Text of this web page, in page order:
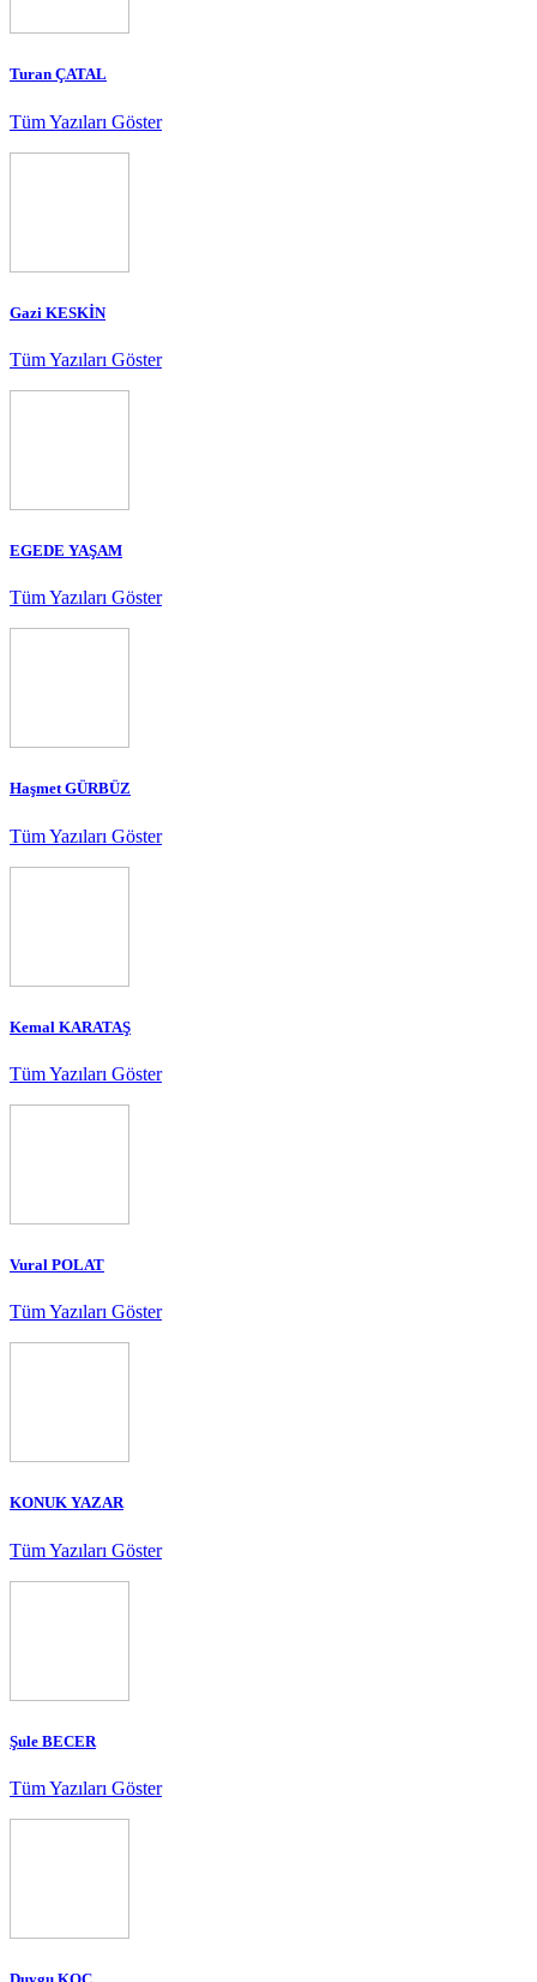
Turan ÇATAL
Tüm Yazıları Göster
Gazi KESKİN
Tüm Yazıları Göster
EGEDE YAŞAM
Tüm Yazıları Göster
Haşmet GÜRBÜZ
Tüm Yazıları Göster
Kemal KARATAŞ
Tüm Yazıları Göster
Vural POLAT
Tüm Yazıları Göster
KONUK YAZAR
Tüm Yazıları Göster
Şule BECER
Tüm Yazıları Göster